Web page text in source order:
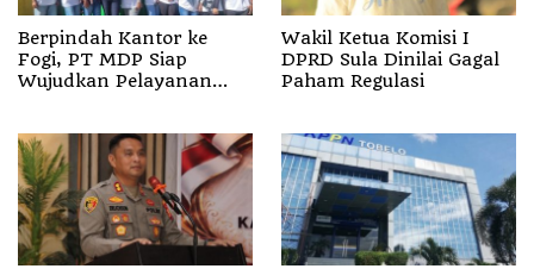
Berpindah Kantor ke
Fogi, PT MDP Siap
Wujudkan Pelayanan
Wakil Ketua Komisi I
DPRD Sula Dinilai Gagal
Paham Regulasi